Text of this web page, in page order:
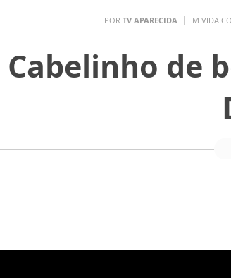
POR TV APARECIDA EM VIDA
Cabelinho de